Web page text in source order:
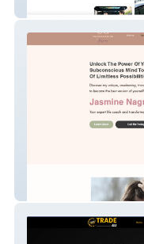
Transforming Therapi